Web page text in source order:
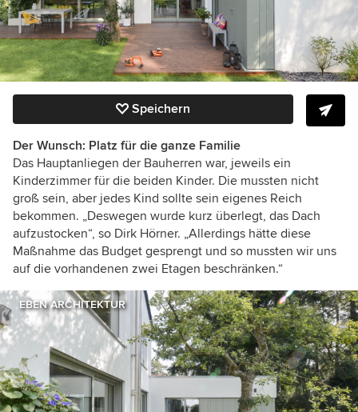
Speichern
Der Wunsch: Platz für die ganze Familie
Das Hauptanliegen der Bauherren war, jeweils ein
Kinderzimmer für die beiden Kinder. Die mussten nicht
groß sein, aber jedes Kind sollte sein eigenes Reich
bekommen. „Deswegen wurde kurz überlegt, das Dach
aufzustocken“, so Dirk Hörner. „Allerdings hätte diese
Maßnahme das Budget gesprengt und so mussten wir uns
auf die vorhandenen zwei Etagen beschränken.“
EBEN ARCHITEKTUR